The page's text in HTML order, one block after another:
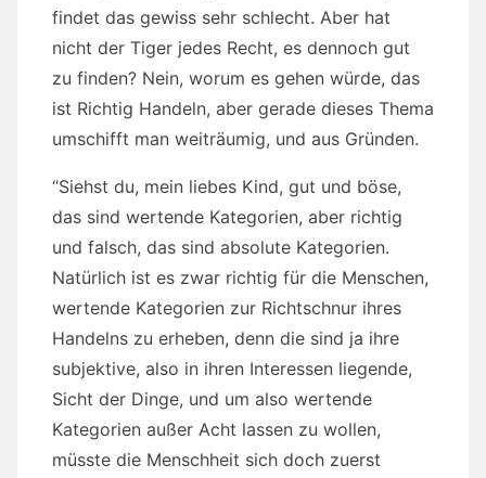
findet das gewiss sehr schlecht. Aber hat
nicht der Tiger jedes Recht, es dennoch gut
zu finden? Nein, worum es gehen würde, das
ist Richtig Handeln, aber gerade dieses Thema
umschifft man weiträumig, und aus Gründen.
“Siehst du, mein liebes Kind, gut und böse,
das sind wertende Kategorien, aber richtig
und falsch, das sind absolute Kategorien.
Natürlich ist es zwar richtig für die Menschen,
wertende Kategorien zur Richtschnur ihres
Handelns zu erheben, denn die sind ja ihre
subjektive, also in ihren Interessen liegende,
Sicht der Dinge, und um also wertende
Kategorien außer Acht lassen zu wollen,
müsste die Menschheit sich doch zuerst